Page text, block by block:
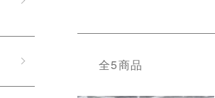
全5商品